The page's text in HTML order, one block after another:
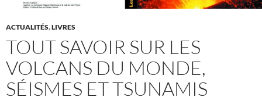
ACTUALITÉS,LIVRES
TOUT SAVOIR SUR LES
VOLCANS DU MONDE,
SÉISMES ET TSUNAMIS